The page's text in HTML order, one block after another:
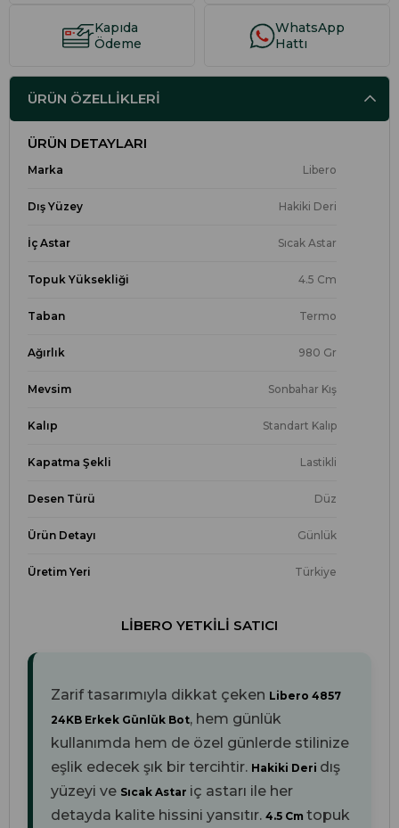
Kapıda
Ödeme
WhatsApp
Hattı
ÜRÜN ÖZELLIKLERI
ÜRÜN DETAYLARI
Marka Libero
Dış Yüzey Hakiki Deri
İç Astar Sıcak Astar
Topuk Yüksekliği 4.5 Cm
Taban Termo
Ağırlık 980 Gr
Mevsim Sonbahar Kış
Kalıp Standart Kalıp
Kapatma Şekli Lastikli
Desen Türü Düz
Ürün Detayı Günlük
Üretim Yeri Türkiye
LIBERO YETKILI SATICI
Zarif tasarımıyla dikkat çeken Libero 4857
24KB Erkek Günlük Bot, hem günlük
kullanımda hem de özel günlerde stilinize
eşlik edecek şık bir tercihtir. Hakiki Deri dış
yüzeyi ve Sıcak Astar iç astarı ile her
detayda kalite hissini yansıtır. 4.5 Cm topuk